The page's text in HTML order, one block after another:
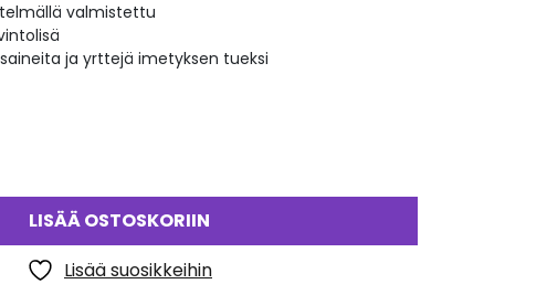
valmistettu
ja yrttejä imetyksen tueksi
LISÄÄ OSTOSKORIIN
Lisää suosikkeihin